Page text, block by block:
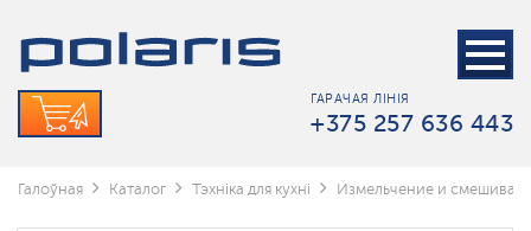
ГАРАЧАЯ ЛІНІЯ
+375 257 636 443
Галоўная Каталог Тэхніка для кухні Измельчение и
Міксеры
Кухонные
машины
Мясарубкі